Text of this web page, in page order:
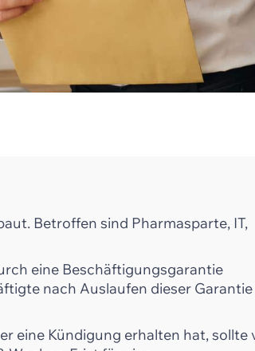
Betroffen sind Pharmasparte, IT,
eine Beschäftigungsgarantie
nach Auslaufen dieser Garantie
eine Kündigung erhalten hat, sollte